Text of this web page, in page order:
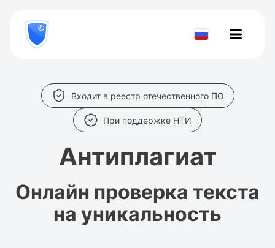
800
777-
81-Проверить
Входит в реестр отечественного ПО
При поддержке НТИ
Антиплагиат
Онлайн проверка текста
на уникальность